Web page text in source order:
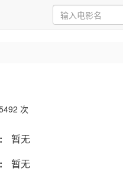
次
暂无
暂无